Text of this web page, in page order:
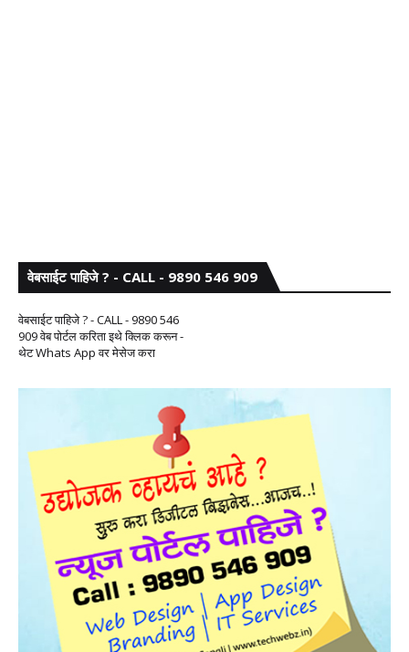
वेबसाईट पाहिजे ? - CALL - 9890 546 909
वेबसाईट पाहिजे ? - CALL - 9890 546
909 वेब पोर्टल करिता इथे क्लिक करून -
थेट Whats App वर मेसेज करा